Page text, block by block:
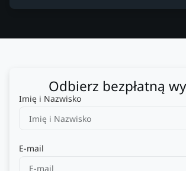
Odbierz bezpłatną
Imię i Nazwisko
E-mail